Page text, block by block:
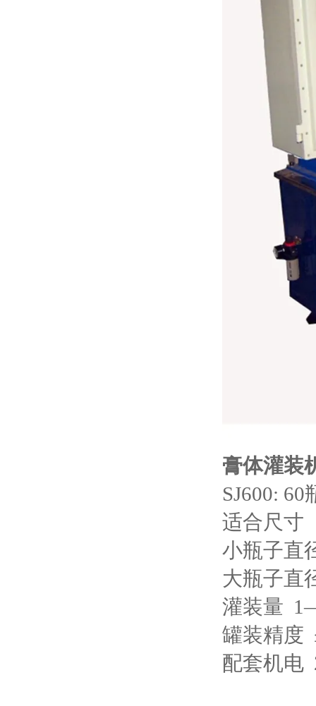
膏体灌装
SJ600:
适合尺寸
小瓶子直
大瓶子直
灌装量
罐装精度
配套机电